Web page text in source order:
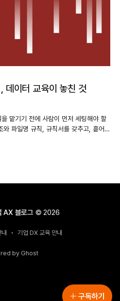
구독하기
데이터 교육이 놓친 것
맡기기 전에 사람이 먼저 세팅해야 할
파일명 규칙, 규칙서를 갖추고, 흩어진
다. 파일을 직접 만들고 코드까지 실행하
AX 블로그 © 2026
기업 DX 교육 안내
by Ghost